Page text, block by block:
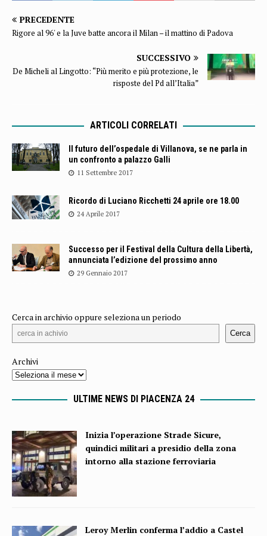
PRECEDENTE
Rigore al 96' e la Juve batte ancora il Milan – il mattino di Padova
SUCCESSIVO
De Micheli al Lingotto: “Più merito e più protezione, le
risposte del Pd all’Italia”
ARTICOLI CORRELATI
Il futuro dell’ospedale di Villanova, se ne parla in
un confronto a palazzo Galli
11 Settembre 2017
Ricordo di Luciano Ricchetti 24 aprile ore 18.00
24 Aprile 2017
Successo per il Festival della Cultura della Libertà,
annunciata l’edizione del prossimo anno
29 Gennaio 2017
Cerca in archivio oppure seleziona un periodo
Cerca
Archivi
ULTIME NEWS DI PIACENZA 24
Inizia l’operazione Strade Sicure,
quindici militari a presidio della zona
intorno alla stazione ferroviaria
Leroy Merlin conferma l’addio a Castel